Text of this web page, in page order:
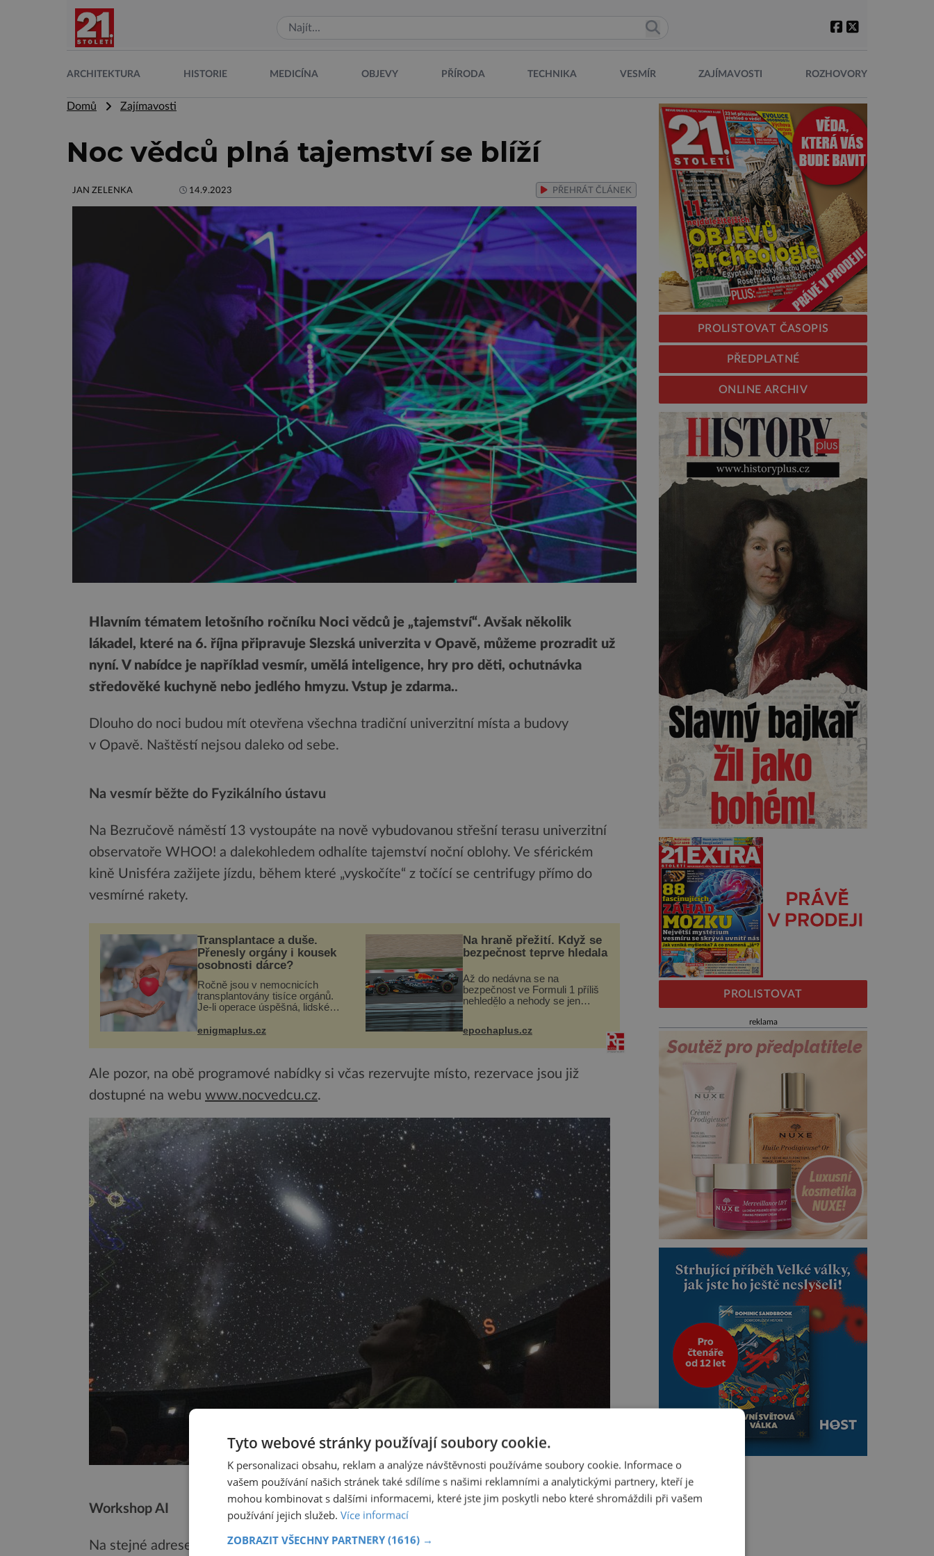
ARCHITEKTURA HISTORIE MEDICÍNA OBJEVY PŘÍRODA TECHNIKA VESMÍR ZAJÍMAVOSTI ROZHOVORY
Domů Zajímavosti
Noc vědců plná tajemství se blíží
JAN ZELENKA 14.9.2023 PŘEHRÁT ČLÁNEK
Hlavním tématem letošního ročníku Noci vědců je „tajemství“. Avšak několik
lákadel, které na 6. října připravuje Slezská univerzita v Opavě, můžeme prozradit už
nyní. V nabídce je například vesmír, umělá inteligence, hry pro děti, ochutnávka
středověké kuchyně nebo jedlého hmyzu. Vstup je zdarma..
Dlouho do noci budou mít otevřena všechna tradiční univerzitní místa a budovy
v Opavě. Naštěstí nejsou daleko od sebe.
Na vesmír běžte do Fyzikálního ústavu
Na Bezručově náměstí 13 vystoupáte na nově vybudovanou střešní terasu univerzitní
observatoře WHOO! a dalekohledem odhalíte tajemství noční oblohy. Ve sférickém
kině Unisféra zažijete jízdu, během které „vyskočíte“ z točící se centrifugy přímo do
vesmírné rakety.
Transplantace a duše.
Přenesly orgány i kousek
osobnosti dárce?
Ročně jsou v nemocnicích
transplantovány tisíce orgánů.
Je-li operace úspěšná, lidské
své a pacient může vést
při transplantaci nepřijímám...
enigmaplus.cz
Na hraně přežití. Když se
bezpečnost teprve hledala
Až do nedávna se na
bezpečnost ve Formuli 1 příliš
nehledělo a nehody se jen
následky nebo bohužel i ztrátou
epochaplus.cz
Ale pozor, na obě programové nabídky si včas rezervujte místo, rezervace jsou již
dostupné na webu www.nocvedcu.cz.
Sférické kino Unisféra
Workshop AI
Na stejné adrese sídlí informatici Filozoficko-přírodovědecké fakulty. Ti už se nemohou
PROLISTOVAT ČASOPIS
PŘEDPLATNÉ
ONLINE ARCHIV
PROLISTOVAT
reklama
Tyto webové stránky používají soubory cookie.
K personalizaci obsahu, reklam a analýze návštěvnosti používáme soubory cookie. Informace o
vašem používání našich stránek také sdílíme s našimi reklamními a analytickými partnery, kteří je
mohou kombinovat s dalšími informacemi, které jste jim poskytli nebo které shromáždili při vašem
používání jejich služeb. Více informací
ZOBRAZIT VŠECHNY PARTNERY (1616) →